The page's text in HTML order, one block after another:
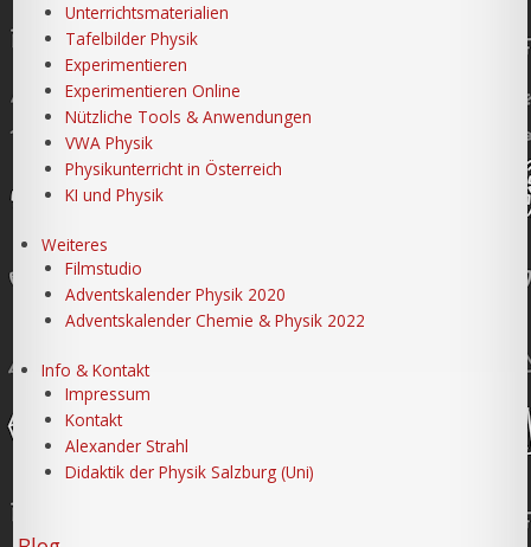
Unterrichtsmaterialien
Tafelbilder Physik
Experimentieren
Experimentieren Online
Nützliche Tools & Anwendungen
VWA Physik
Physikunterricht in Österreich
KI und Physik
Weiteres
Filmstudio
Adventskalender Physik 2020
Adventskalender Chemie & Physik 2022
Info & Kontakt
Impressum
Kontakt
Alexander Strahl
Didaktik der Physik Salzburg (Uni)